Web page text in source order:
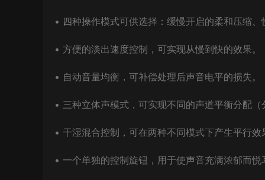
• 四种操作模式可供选择：缓慢开启的柔和压缩
• 方便的淡出速度控制，可实现从慢到快的效果。
• 自动音量均衡，可补偿处理后声音电平的损失。
• 三种立体声模式，可实现不同的声道​​平衡分配
• 干湿混合控制，可在两种不同模式下产生平行效
• 一个单独的控制旋钮，用于使声音充满浓郁而